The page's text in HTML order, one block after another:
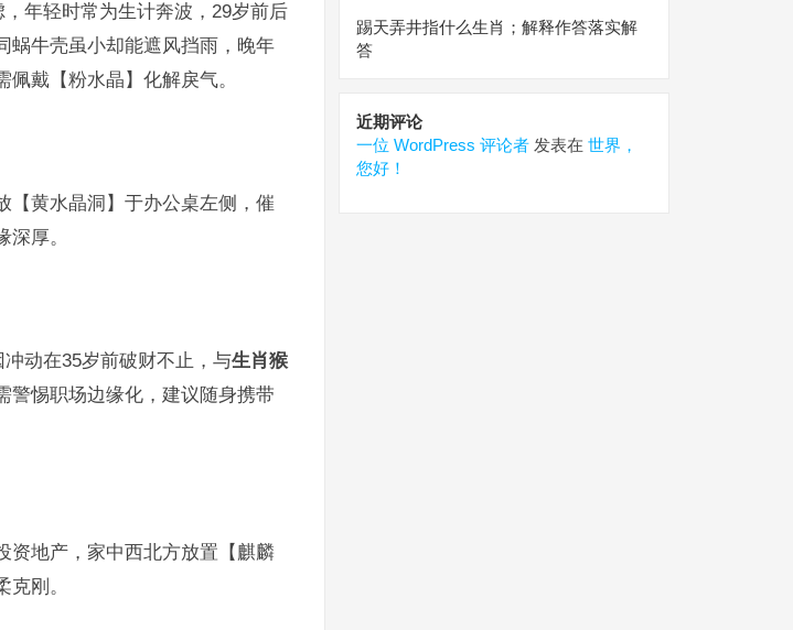
年轻时常为生计奔波，29岁前后
蜗牛壳虽小却能遮风挡雨，晚年
戴【粉水晶】化解戾气。
【黄水晶洞】于办公桌左侧，催
厚。
动在35岁前破财不止，与生肖猴
警惕职场边缘化，建议随身携带
资地产，家中西北方放置【麒麟
刚。
踢天弄井指什么生肖；解释作答落实解
答
近期评论
一位 WordPress 评论者 发表在 世界，
您好！